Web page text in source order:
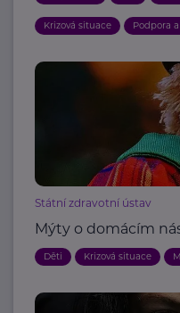
Krizová situace Podpora
Státní zdravotní ústav
Mýty o domácím
Děti Krizová situace